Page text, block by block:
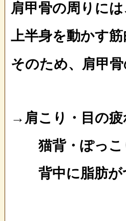
肩甲骨の周りに
上半身を動かす
そのため、肩甲
→肩こり・目の
猫背・ぽっこ
背中に脂肪が